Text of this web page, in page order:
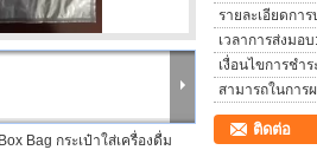
Bag กระเป๋าใส่เครื่องดื่ม
รายละเอียดการ
เวลาการส่งมอบ:
เงื่อนไขการชำร
สามารถในการ
ติดต่อ